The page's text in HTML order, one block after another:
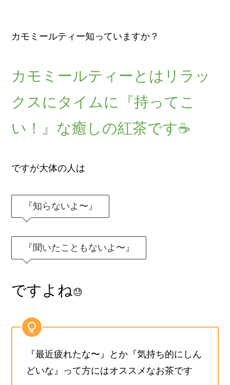
カモミールティー知っていますか？
カモミールティーとはリラッ
クスにタイムに『持ってこ
い！』な癒しの紅茶です☕️
ですが大体の人は
『知らないよ〜』
『聞いたこともないよ〜』
ですよね😓
『最近疲れたな〜』とか『気持ち的にしん
どいな』って方にはオススメなお茶です